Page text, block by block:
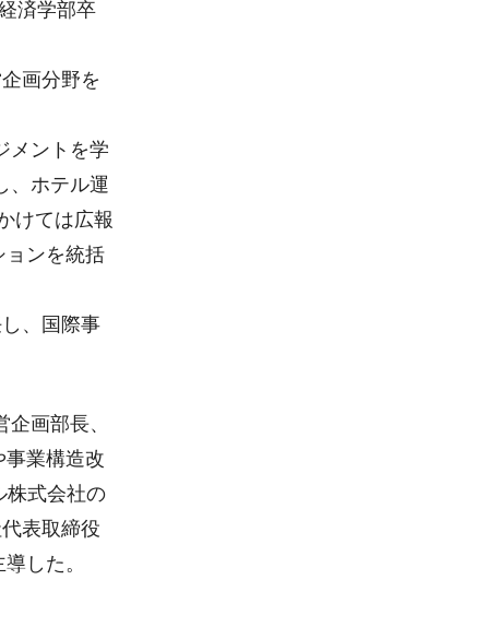
済学部卒
画分野を
メントを学
、ホテル運
けては広報
ンを統括
、国際事
画部長、
業構造改
株式会社の
表取締役
した。